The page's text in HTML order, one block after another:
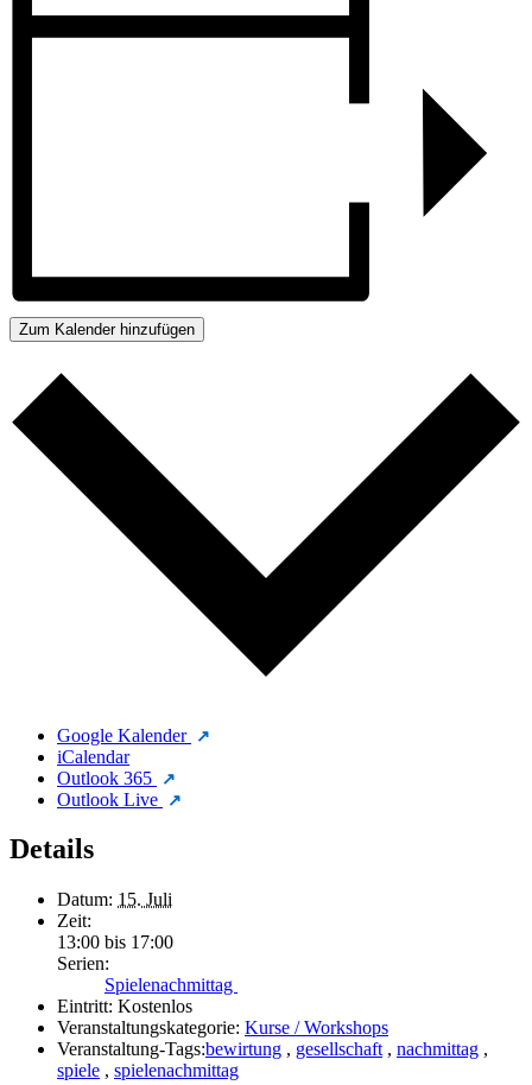
Zum Kalender hinzufügen
Google Kalender
iCalendar
Outlook 365
Outlook Live
Details
Datum: 15. Juli
Zeit:
13:00 bis 17:00
Serien:
Spielenachmittag
Eintritt: Kostenlos
Veranstaltungskategorie: Kurse / Workshops
Veranstaltung-Tags:bewirtung , gesellschaft , nachmittag ,
spiele , spielenachmittag